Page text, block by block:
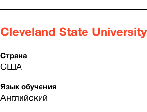
Cleveland State University
Страна
США
Язык обучения
Английский